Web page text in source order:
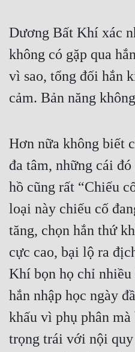
Dương Bất Khí xác
không có gặp qua
vì sao, tổng đối hắn
cảm. Bản năng
Hơn nữa không biết
đa tâm, những cái
hồ cũng rất “Chiếu
loại này chiếu cố
tăng, chọn hắn thứ
cực cao, bại lộ ra
Khí bọn họ chỉ
hắn nhập học ngày
khấu vì phụ phân
trọng trái với nội